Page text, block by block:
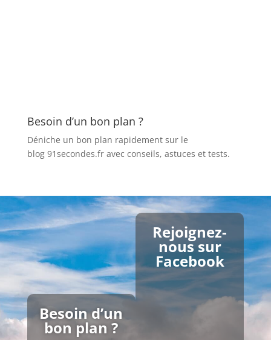
Besoin d’un bon plan ?
Déniche un bon plan rapidement sur le
blog 91secondes.fravec conseils, astuces et tests.
Besoin d’un
bon plan ?
Rejoignez-
nous sur
Facebook